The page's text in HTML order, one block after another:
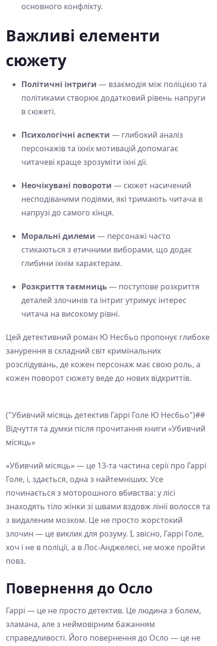
основного конфлікту.
Важливі елементи
сюжету
Політичні інтриги — взаємодія між поліцією та
політиками створює додатковий рівень напруги
в сюжеті.
Психологічні аспекти — глибокий аналіз
персонажів та їхніх мотивацій допомагає
читачеві краще зрозуміти їхні дії.
Неочікувані повороти — сюжет насичений
несподіваними подіями, які тримають читача в
напрузі до самого кінця.
Моральні дилеми — персонажі часто
стикаються з етичними виборами, що додає
глибини їхнім характерам.
Розкриття таємниць— поступове розкриття
деталей злочинів та інтриг утримує інтерес
читача на високому рівні.
Цей детективний роман Ю Несбьо пропонує глибоке
занурення в складний світ кримінальних
розслідувань, де кожен персонаж має свою роль, а
кожен поворот сюжету веде до нових відкриттів.
("Убивчий місяць детектив Гаррі Голе Ю Несбьо")##
Відчуття та думки після прочитання книги «Убивчий
місяць»
«Убивчий місяць» — це 13-та частина серії про Гаррі
Голе, і, здається, одна з найтемніших. Усе
починається з моторошного вбивства: у лісі
знаходять тіло жінки зі швами вздовж лінії волосся та
з видаленим мозком. Це не просто жорстокий
злочин — це виклик для розуму. І, звісно, Гаррі Голе,
хоч і не в поліції, а в Лос-Анджелесі, не може пройти
повз.
Повернення до Осло
Гаррі — це не просто детектив. Це людина з болем,
зламана, але з неймовірним бажанням
справедливості. Його повернення до Осло — це не